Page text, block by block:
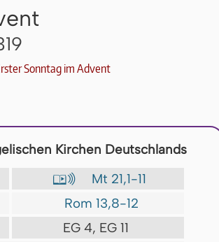
Sonntag im Advent
Kirchen Deutschlands

Mt 21,1-11
Rom 13,8-12
EG 4, EG 11